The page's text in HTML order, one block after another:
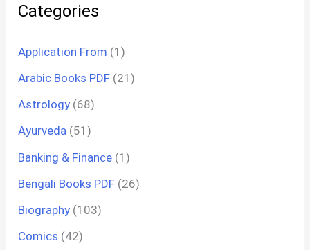
Categories
Application From (1)
Arabic Books PDF (21)
Astrology (68)
Ayurveda (51)
Banking & Finance (1)
Bengali Books PDF (26)
Biography (103)
Comics (42)